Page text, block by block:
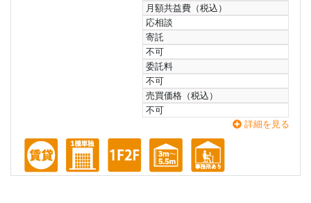
月額共益費（税込）
応相談
寄託
不可
委託料
不可
売買価格（税込）
不可
詳細を見る